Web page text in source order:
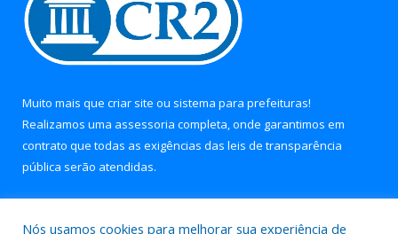
Muito mais que criar site ou sistema para prefeituras!
Realizamos uma assessoria completa, onde garantimos em
contrato que todas as exigências das leis de transparência
pública serão atendidas.
Nós usamos cookies para melhorar sua experiência de